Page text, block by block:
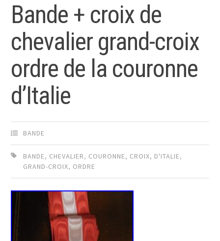
Bande + croix de
chevalier grand-croix
ordre de la couronne
d’Italie
BANDE
BANDE, CHEVALIER, COURONNE, CROIX, D'ITALIE,
GRAND-CROIX, ORDRE